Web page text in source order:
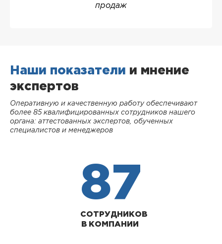
продаж
Наши показатели и мнение
экспертов
Оперативную и качественную работу обеспечивают
более 85 квалифицированных сотрудников нашего
органа: аттестованных экспертов, обученных
специалистов и менеджеров
87
СОТРУДНИКОВ
В КОМПАНИИ